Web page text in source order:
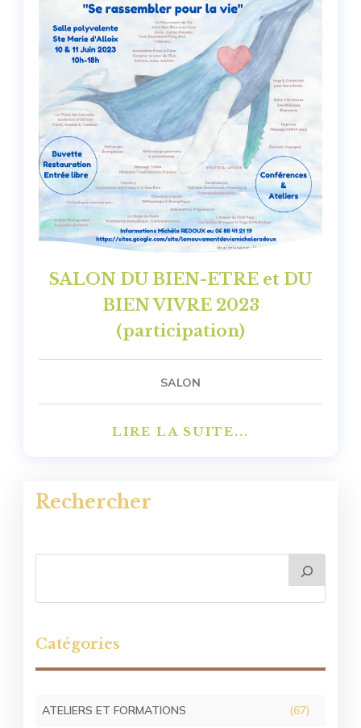
SALON DU BIEN-ETRE et DU
BIEN VIVRE 2023
(participation)
SALON
LIRE LA SUITE...
Rechercher
Catégories
ATELIERS ET FORMATIONS (67)